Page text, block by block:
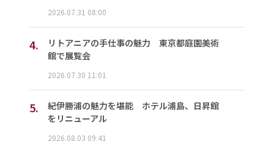
2026.07.31 08:00
4.
リトアニアの手仕事の魅力 東京都庭園美術
館で展覧会
2026.07.30 11:01
5.
紀伊勝浦の魅力を堪能 ホテル浦島、日昇館
をリニューアル
2026.08.03 09:41